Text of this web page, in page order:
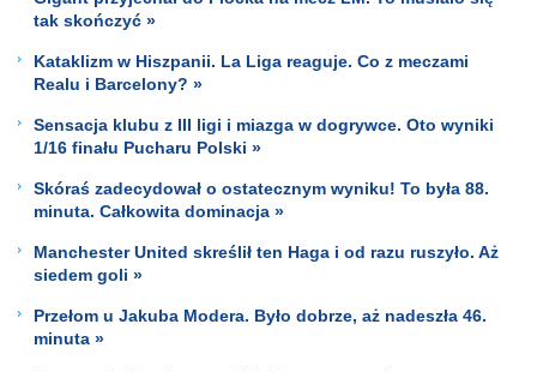
tak skończyć »
Kataklizm w Hiszpanii. La Liga reaguje. Co z meczami
Realu i Barcelony? »
Sensacja klubu z III ligi i miazga w dogrywce. Oto wyniki
1/16 finału Pucharu Polski »
Skóraś zadecydował o ostatecznym wyniku! To była 88.
minuta. Całkowita dominacja »
Manchester United skreślił ten Haga i od razu ruszyło. Aż
siedem goli »
Przełom u Jakuba Modera. Było dobrze, aż nadeszła 46.
minuta »